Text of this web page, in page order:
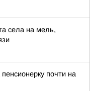
села на мель,
почти на